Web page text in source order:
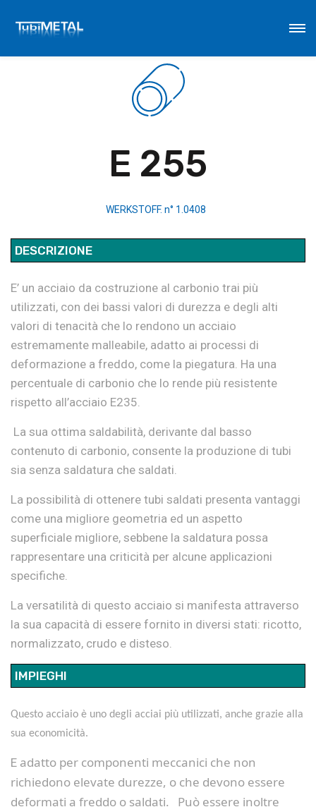
E 255
WERKSTOFF. n° 1.0408
DESCRIZIONE
E’ un acciaio da costruzione al carbonio trai più
utilizzati, con dei bassi valori di durezza e degli alti
valori di tenacità che lo rendono un acciaio
estremamente malleabile, adatto ai processi di
deformazione a freddo, come la piegatura. Ha una
percentuale di carbonio che lo rende più resistente
rispetto all’acciaio E235.
La sua ottima saldabilità, derivante dal basso
contenuto di carbonio, consente la produzione di tubi
sia senza saldatura che saldati.
La possibilità di ottenere tubi saldati presenta vantaggi
come una migliore geometria ed un aspetto
superficiale migliore, sebbene la saldatura possa
rappresentare una criticità per alcune applicazioni
specifiche.
La versatilità di questo acciaio si manifesta attraverso
la sua capacità di essere fornito in diversi stati: ricotto,
normalizzato, crudo e disteso.
IMPIEGHI
Questo acciaio è uno degli acciai più utilizzati, anche grazie alla
sua economicità.
E adatto per componenti meccanici che non
richiedono elevate durezze, o che devono essere
deformati a freddo o saldati. Può essere inoltre